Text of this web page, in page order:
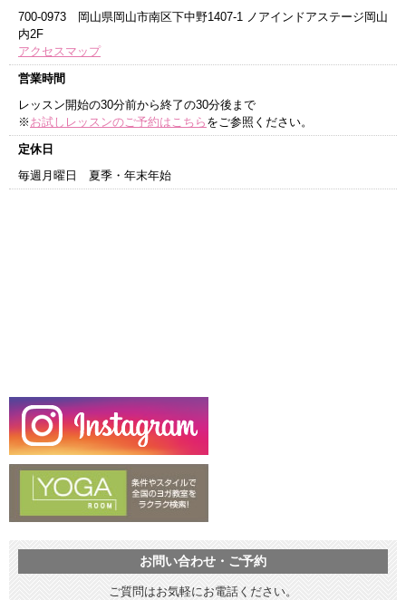
700-0973 岡山県岡山市南区下中野1407-1 ノアインドアステージ岡山
内2F
アクセスマップ
営業時間
レッスン開始の30分前から終了の30分後まで
※ お試しレッスンのご予約はこちら をご参照ください。
定休日
毎週月曜日 夏季・年末年始
お問い合わせ・ご予約
ご質問はお気軽にお電話ください。